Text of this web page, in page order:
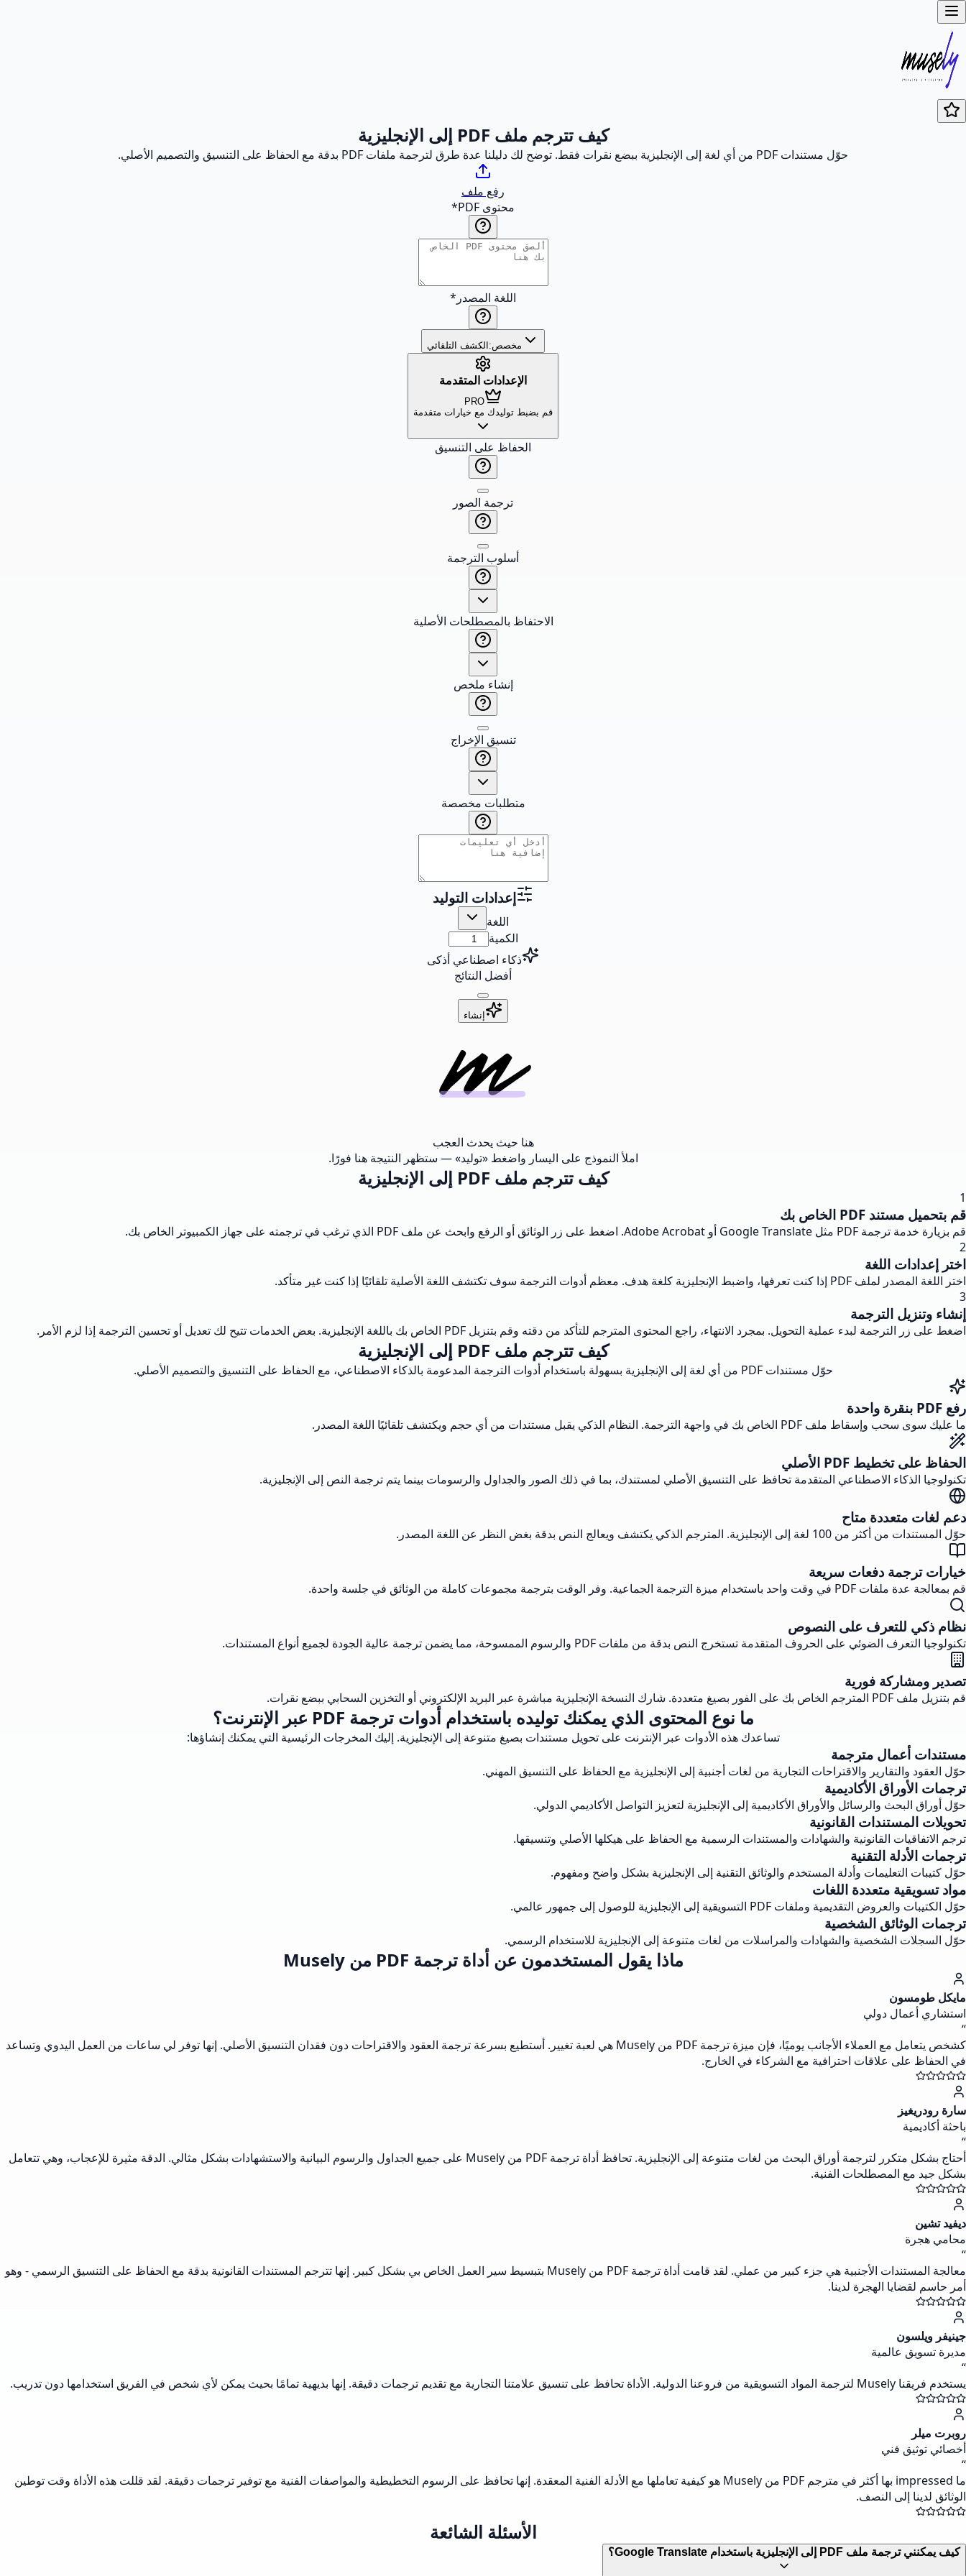
كيف تترجم ملف PDF إلى الإنجليزية
حوّل مستندات PDF من أي لغة إلى الإنجليزية ببضع نقرات فقط. توضح لك دليلنا عدة طرق لترجمة ملفات PDF بدقة مع الحفاظ على التنسيق والتصميم الأصلي.
رفع ملف
محتوى PDF
*
اللغة المصدر *
مخصص: الكشف التلقائي
الإعدادات المتقدمة
PRO
قم بضبط توليدك مع خيارات متقدمة
الحفاظ على التنسيق
ترجمة الصور
أسلوب الترجمة
الاحتفاظ بالمصطلحات الأصلية
إنشاء ملخص
تنسيق الإخراج
متطلبات مخصصة
إعدادات التوليد
اللغة
الكمية
ذكاء اصطناعي أذكى
أفضل النتائج
إنشاء
هنا حيث يحدث العجب
املأ النموذج على اليسار واضغط «توليد» — ستظهر النتيجة هنا فورًا.
كيف تترجم ملف PDF إلى الإنجليزية
1
قم بتحميل مستند PDF الخاص بك
قم بزيارة خدمة ترجمة PDF مثل Google Translate أو Adobe Acrobat. اضغط على زر الوثائق أو الرفع وابحث عن ملف PDF الذي ترغب في ترجمته على جهاز الكمبيوتر الخاص بك.
2
اختر إعدادات اللغة
اختر اللغة المصدر لملف PDF إذا كنت تعرفها، واضبط الإنجليزية كلغة هدف. معظم أدوات الترجمة سوف تكتشف اللغة الأصلية تلقائيًا إذا كنت غير متأكد.
3
إنشاء وتنزيل الترجمة
اضغط على زر الترجمة لبدء عملية التحويل. بمجرد الانتهاء، راجع المحتوى المترجم للتأكد من دقته وقم بتنزيل PDF الخاص بك باللغة الإنجليزية. بعض الخدمات تتيح لك تعديل أو تحسين الترجمة إذا لزم الأمر.
كيف تترجم ملف PDF إلى الإنجليزية
حوّل مستندات PDF من أي لغة إلى الإنجليزية بسهولة باستخدام أدوات الترجمة المدعومة بالذكاء الاصطناعي، مع الحفاظ على التنسيق والتصميم الأصلي.
رفع PDF بنقرة واحدة
ما عليك سوى سحب وإسقاط ملف PDF الخاص بك في واجهة الترجمة. النظام الذكي يقبل مستندات من أي حجم ويكتشف تلقائيًا اللغة المصدر.
الحفاظ على تخطيط PDF الأصلي
تكنولوجيا الذكاء الاصطناعي المتقدمة تحافظ على التنسيق الأصلي لمستندك، بما في ذلك الصور والجداول والرسومات بينما يتم ترجمة النص إلى الإنجليزية.
دعم لغات متعددة متاح
حوّل المستندات من أكثر من 100 لغة إلى الإنجليزية. المترجم الذكي يكتشف ويعالج النص بدقة بغض النظر عن اللغة المصدر.
خيارات ترجمة دفعات سريعة
قم بمعالجة عدة ملفات PDF في وقت واحد باستخدام ميزة الترجمة الجماعية. وفر الوقت بترجمة مجموعات كاملة من الوثائق في جلسة واحدة.
نظام ذكي للتعرف على النصوص
تكنولوجيا التعرف الضوئي على الحروف المتقدمة تستخرج النص بدقة من ملفات PDF والرسوم الممسوحة، مما يضمن ترجمة عالية الجودة لجميع أنواع المستندات.
تصدير ومشاركة فورية
قم بتنزيل ملف PDF المترجم الخاص بك على الفور بصيغ متعددة. شارك النسخة الإنجليزية مباشرة عبر البريد الإلكتروني أو التخزين السحابي ببضع نقرات.
ما نوع المحتوى الذي يمكنك توليده باستخدام أدوات ترجمة PDF عبر الإنترنت؟
تساعدك هذه الأدوات عبر الإنترنت على تحويل مستندات بصيغ متنوعة إلى الإنجليزية. إليك المخرجات الرئيسية التي يمكنك إنشاؤها:
مستندات أعمال مترجمة
حوّل العقود والتقارير والاقتراحات التجارية من لغات أجنبية إلى الإنجليزية مع الحفاظ على التنسيق المهني.
ترجمات الأوراق الأكاديمية
حوّل أوراق البحث والرسائل والأوراق الأكاديمية إلى الإنجليزية لتعزيز التواصل الأكاديمي الدولي.
تحويلات المستندات القانونية
ترجم الاتفاقيات القانونية والشهادات والمستندات الرسمية مع الحفاظ على هيكلها الأصلي وتنسيقها.
ترجمات الأدلة التقنية
حوّل كتيبات التعليمات وأدلة المستخدم والوثائق التقنية إلى الإنجليزية بشكل واضح ومفهوم.
مواد تسويقية متعددة اللغات
حوّل الكتيبات والعروض التقديمية وملفات PDF التسويقية إلى الإنجليزية للوصول إلى جمهور عالمي.
ترجمات الوثائق الشخصية
حوّل السجلات الشخصية والشهادات والمراسلات من لغات متنوعة إلى الإنجليزية للاستخدام الرسمي.
ماذا يقول المستخدمون عن أداة ترجمة PDF من Musely
مايكل طومسون
استشاري أعمال دولي
“
كشخص يتعامل مع العملاء الأجانب يوميًا، فإن ميزة ترجمة PDF من Musely هي لعبة تغيير. أستطيع بسرعة ترجمة العقود والاقتراحات دون فقدان التنسيق الأصلي. إنها توفر لي ساعات من العمل اليدوي وتساعد
في الحفاظ على علاقات احترافية مع الشركاء في الخارج.
سارة رودريغيز
باحثة أكاديمية
“
أحتاج بشكل متكرر لترجمة أوراق البحث من لغات متنوعة إلى الإنجليزية. تحافظ أداة ترجمة PDF من Musely على جميع الجداول والرسوم البيانية والاستشهادات بشكل مثالي. الدقة مثيرة للإعجاب، وهي تتعامل
بشكل جيد مع المصطلحات الفنية.
ديفيد تشين
محامي هجرة
“
معالجة المستندات الأجنبية هي جزء كبير من عملي. لقد قامت أداة ترجمة PDF من Musely بتبسيط سير العمل الخاص بي بشكل كبير. إنها تترجم المستندات القانونية بدقة مع الحفاظ على التنسيق الرسمي - وهو
أمر حاسم لقضايا الهجرة لدينا.
جينيفر ويلسون
مديرة تسويق عالمية
“
يستخدم فريقنا Musely لترجمة المواد التسويقية من فروعنا الدولية. الأداة تحافظ على تنسيق علامتنا التجارية مع تقديم ترجمات دقيقة. إنها بديهية تمامًا بحيث يمكن لأي شخص في الفريق استخدامها دون تدريب.
روبرت ميلر
أخصائي توثيق فني
“
ما impressed بها أكثر في مترجم PDF من Musely هو كيفية تعاملها مع الأدلة الفنية المعقدة. إنها تحافظ على الرسوم التخطيطية والمواصفات الفنية مع توفير ترجمات دقيقة. لقد قللت هذه الأداة وقت توطين
الوثائق لدينا إلى النصف.
الأسئلة الشائعة
كيف يمكنني ترجمة ملف PDF إلى الإنجليزية باستخدام Google Translate؟